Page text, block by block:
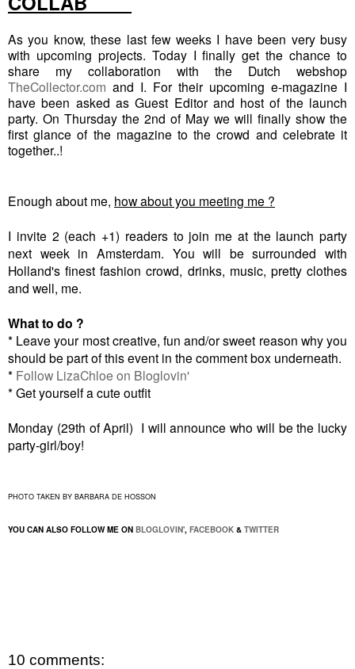
As you know, these last few weeks I have been very busy
with upcoming projects. Today I finally get the chance to
share my collaboration with the Dutch webshop
TheCollector.com and I. For their upcoming e-magazine I
have been asked as Guest Editor and host of the launch
party. On Thursday the 2nd of May we will finally show the
first glance of the magazine to the crowd and celebrate it
together..!
Enough about me, how about you meeting me ?
I invite 2 (each +1) readers to join me at the launch party
next week in Amsterdam. You will be surrounded with
Holland's finest fashion crowd, drinks, music, pretty clothes
and well, me.
What to do ?
* Leave your most creative, fun and/or sweet reason why you
should be part of this event in the comment box underneath.
* Follow LizaChloe on Bloglovin'
* Get yourself a cute outfit
Monday (29th of April) I will announce who will be the lucky
party-girl/boy!
PHOTO TAKEN BY BARBARA DE HOSSON
YOU CAN ALSO FOLLOW ME ON BLOGLOVIN', FACEBOOK & TWITTER
10 comments: